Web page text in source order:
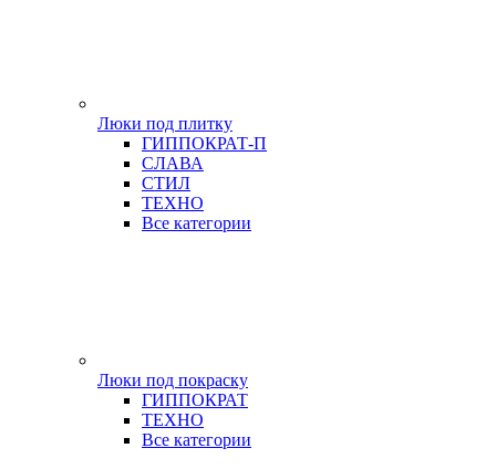
Люки под плитку
ГИППОКРАТ-П
СЛАВА
СТИЛ
ТЕХНО
Все категории
Люки под покраску
ГИППОКРАТ
ТЕХНО
Все категории